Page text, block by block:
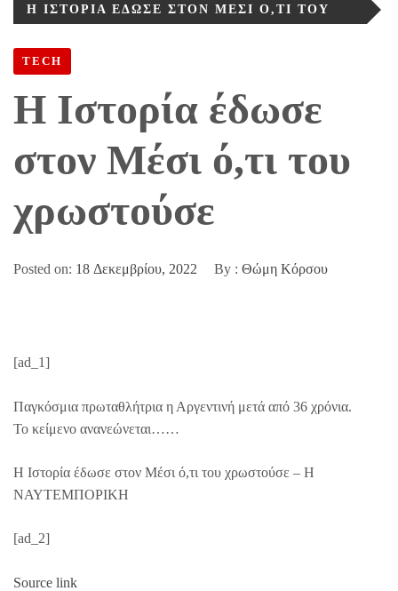
Η ΙΣΤΟΡΊΑ ΈΔΩΣΕ ΣΤΟΝ ΜΈΣΙ Ό,ΤΙ ΤΟΥ
TECH
Η Ιστορία έδωσε
στον Μέσι ό,τι του
χρωστούσε
Posted on: 18 Δεκεμβρίου, 2022 By : Θώμη Κόρσου
[ad_1]
Παγκόσμια πρωταθλήτρια η Αργεντινή μετά από 36 χρόνια.
Το κείμενο ανανεώνεται……
Η Ιστορία έδωσε στον Μέσι ό,τι του χρωστούσε – Η
ΝΑΥΤΕΜΠΟΡΙΚΗ
[ad_2]
Source link